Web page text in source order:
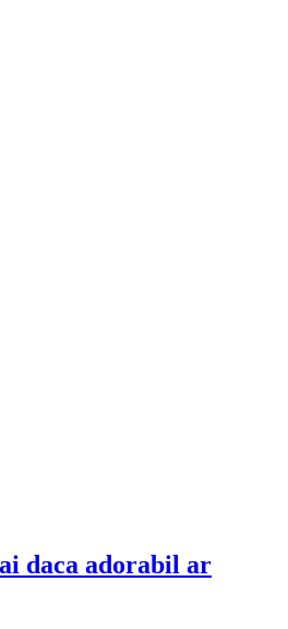
daca adorabil ar